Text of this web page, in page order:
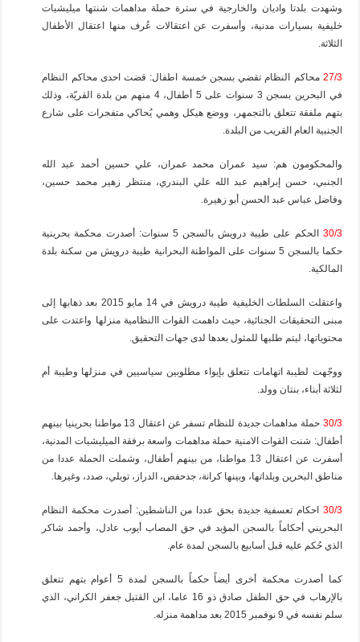
وشهدت بلدتا واديان والخارجية في سترة حملة مداهمات شنتها ميليشيات
خليفية بسيارات مدنية، وأسفرت عن اعتقالات عُرف منها اعتقال الأطفال
الثلاثة.
27/3 محاكم النظام تقضي بسجن خمسة اطفال: قضت احدى محاكم النظام
في البحرين بسجن 3 سنوات على 5 أطفال، 4 منهم من بلدة القريّة، وذلك
بتهم ملفقة تتعلق بالتجمهر، ووضع هيكل وهمي يُحاكي متفجرات على شارع
الجنبية العام القريب من البلدة.
والمحكومون هم: سيد عمران محمد عمران، علي حسين أحمد عبد الله
الجنبي، حسن إبراهيم عبد الله علي البندري، منتظر زهير محمد حسين،
وفاضل عباس عبد الحسن أبو زهيرة.
30/3
الحكم على طيبة درويش بالسجن 5 سنوات: أصدرت محكمة بحرينية
حكما بالسجن 5 سنوات على المواطنة البحرانية طيبة درويش من سكنة بلدة
المالكية.
واعتقلت السلطات الخليفية طيبة درويش في 14 مايو 2015 بعد ذهابها إلى
مبنى التحقيقات الجنائية، حيث داهمت القوات االنظامية منزلها واعتدت على
محتوياتها، ليتم طلبها للمثول بعدها لدى جهات التحقيق.
ووجّهت لطيبة اتهامات تتعلق بإيواء مطلوبين سياسيين في منزلها وطيبة أم
لثلاثة أبناء، بنتان وولد.
30/3
حملة مداهمات جديدة للنظام تسفر عن اعتقال 13 مواطنا بحرينيا بينهم
أطفال: شنت القوات الامنية حملة مداهمات واسعة برفقة الميليشيات المدنية،
أسفرت عن اعتقال 13 مواطنا، من بينهم أطفال، وشملت الحملة عددا من
مناطق البحرين وبلداتها، وبينها كرانة، جدحفص، الدراز، توبلي، صدد، وغيرها.
30/3 احكام تعسفية جديدة بحق عددا من الناشطين: أصدرت محكمة النظام
البحريني أحكاماً بالسجن المؤبد في حق المصاب أيوب عادل، وأحمد شاكر
الذي حُكم عليه قبل أسابيع بالسجن لمدة عام.
كما أصدرت محكمة أخرى أيضاً حكماً بالسجن لمدة 5 أعوام بتهم تتعلق
بالإرهاب في حق الطفل صادق ذو 16 عاما، ابن القتيل جعفر الكراني، الذي
سلم نفسه في 9 نوفمبر 2015 بعد مداهمة منزله.